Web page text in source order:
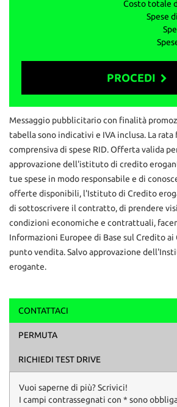
Costo totale
Spese
PROCEDI
Contattaci
Ho letto e accettol'informativa privacy
Acconsento al trattamento dei miei
Messaggio pubblicitario con finalità
tabella sono indicativi e IVA inclusa. La rata
comprensiva di spese RID. Offerta valida
approvazione dell'istituto di credito
tue spese in modo responsabile e di
offerte disponibili, l'Istituto di Credito
di sottoscrivere il contratto, di prendere
condizioni economiche e contrattuali,
Informazioni Europee di Base sul Credito ai
punto vendita. Salvo approvazione
erogante.
CONTATTACI
PERMUTA
RICHIEDI TEST DRIVE
Vuoi saperne di più? Scrivici!
I campi contrassegnati con * sono